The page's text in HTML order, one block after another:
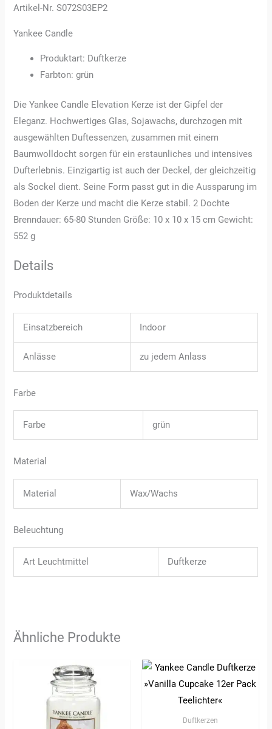
Artikel-Nr. S072S03EP2
Yankee Candle
Produktart: Duftkerze
Farbton: grün
Die Yankee Candle Elevation Kerze ist der Gipfel der
Eleganz. Hochwertiges Glas, Sojawachs, durchzogen mit
ausgewählten Duftessenzen, zusammen mit einem
Baumwolldocht sorgen für ein erstaunliches und intensives
Dufterlebnis. Einzigartig ist auch der Deckel, der gleichzeitig
als Sockel dient. Seine Form passt gut in die Aussparung im
Boden der Kerze und macht die Kerze stabil. 2 Dochte
Brenndauer: 65-80 Stunden Größe: 10 x 10 x 15 cm Gewicht:
552 g
Details
Produktdetails
Einsatzbereich Indoor
Anlässe zu jedem Anlass
Farbe
Farbe grün
Material
Material Wax/Wachs
Beleuchtung
Art Leuchtmittel Duftkerze
Ähnliche Produkte
Duftkerzen